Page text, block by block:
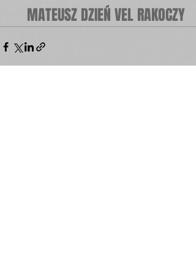
MATEUSZ DZIEŃ VEL RAKOCZY